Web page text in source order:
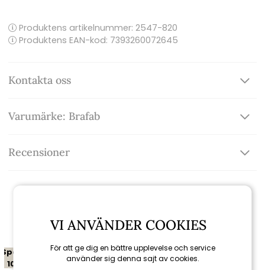
Produktens artikelnummer: 2547-820
Produktens EAN-kod: 7393260072645
Kontakta oss
Varumärke: Brafab
Recensioner
Relaterade produkter
Spara
10%
VI ANVÄNDER COOKIES
För att ge dig en bättre upplevelse och service
använder sig denna sajt av cookies.